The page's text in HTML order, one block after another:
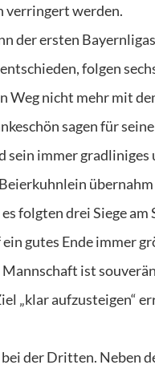
verringert werden.
der ersten
folgen
Weg nicht mehr mit
sagen für
immer gradliniges
folgten drei Siege
gutes Ende immer
ist
„klar aufzusteigen“
der Dritten. Neben